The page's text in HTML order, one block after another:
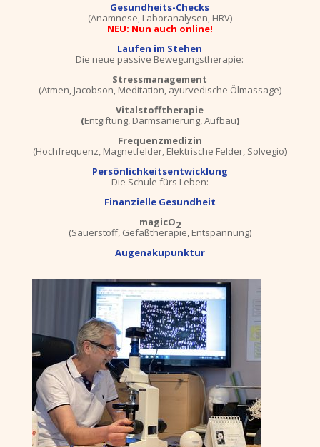
Gesundheits-Checks
(Anamnese, Laboranalysen, HRV)
NEU: Nun auch online!
Laufen im Stehen
Die neue passive Bewegungstherapie:
Stressmanagement
(Atmen, Jacobson, Meditation, ayurvedische Ölmassage)
Vitalstofftherapie
(Entgiftung, Darmsanierung, Aufbau)
Frequenzmedizin
(Hochfrequenz, Magnetfelder, Elektrische Felder, Solvegio)
Persönlichkeitsentwicklung
Die Schule fürs Leben:
Finanzielle Gesundheit
magicO2
(Sauerstoff, Gefäßtherapie, Entspannung)
Augenakupunktur